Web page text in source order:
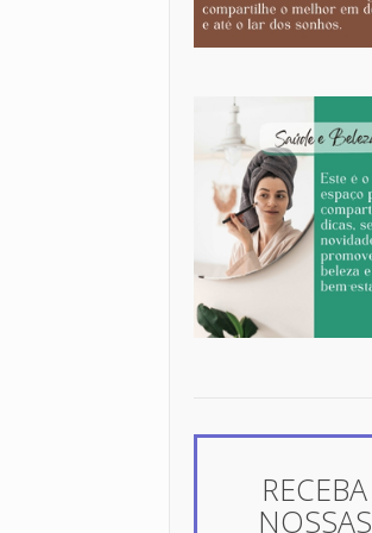
RECEBA
NOSSAS